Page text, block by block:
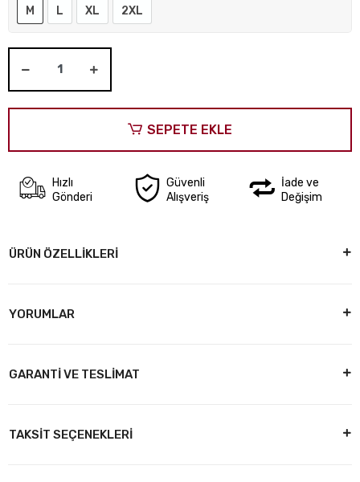
M
L XL 2XL
SEPETE EKLE
Hızlı
Gönderi
Güvenli
Alışveriş
İade ve
Değişim
ÜRÜN ÖZELLİKLERİ
YORUMLAR
GARANTİ VE TESLİMAT
TAKSİT SEÇENEKLERİ